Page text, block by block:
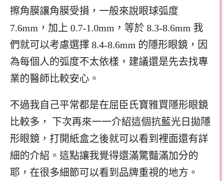
擦角膜讓角膜受損，一般來說眼球弧度
7.6mm，加上 0.7-1.0mm，等於 8.3-8.6mm 我
們就可以考慮選擇 8.4-8.6mm 的隱形眼鏡，因
為每個人的弧度不太依樣，建議還是先去找專
業的醫師比較安心。
不過我自己平常都是在屈臣氏寶雅買隱形眼鏡
比較多， 下次再來一一介紹這個抗藍光日拋隱
形眼鏡，打開紙盒之後就可以看到裡面還有詳
細的介紹。這點讓我覺得還滿驚豔滿加分的
耶，在很多細節可以看到品牌重視的地方。